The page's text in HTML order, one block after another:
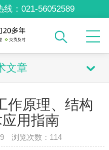
： 021-56052589
文章
作原理、结构
用指南
浏览次数： 114